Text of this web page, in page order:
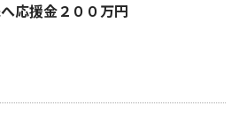
応援金２００万円